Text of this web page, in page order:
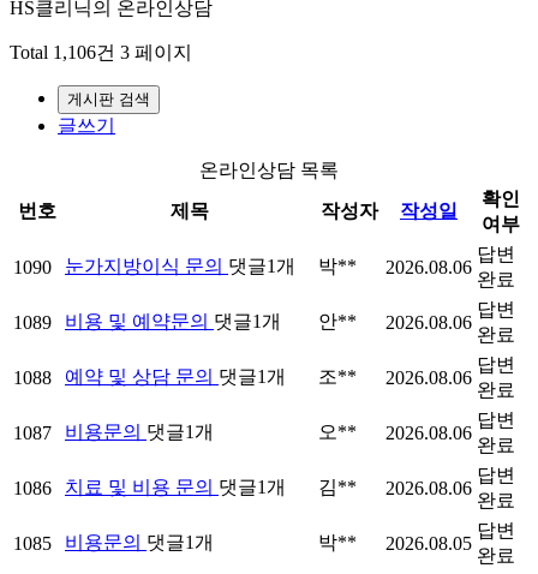
HS클리닉의 온라인상담
Total 1,106건 3 페이지
게시판 검색
글쓰기
온라인상담 목록
번호
제목 작성자 작성일
확인
여부
1090 눈가지방이식 문의 댓글1개 박** 2026.08.06
답변
완료
1089 비용 및 예약문의 댓글1개 안** 2026.08.06
답변
완료
1088 예약 및 상담 문의 댓글1개 조** 2026.08.06
답변
완료
1087 비용문의 댓글1개 오** 2026.08.06
답변
완료
1086 치료 및 비용 문의 댓글1개 김** 2026.08.06
답변
완료
1085 비용문의 댓글1개 박** 2026.08.05
답변
완료